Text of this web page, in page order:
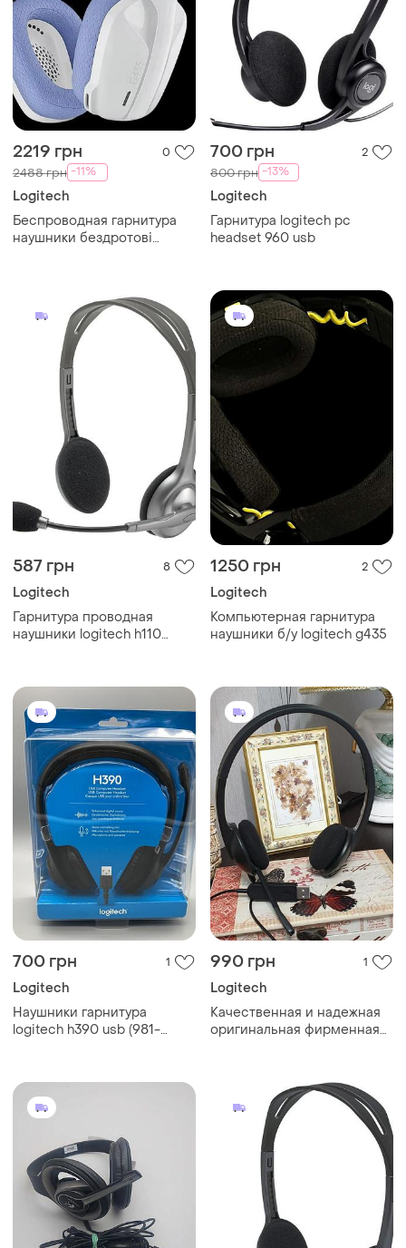
2219 грн 0
2488 грн -11%
Logitech
Беспроводная гарнитура
наушники бездротові
700 грн 2
800 грн -13%
Logitech
Гарнитура logitech pc
headset 960 usb
587 грн 8
Logitech
Гарнитура проводная
наушники logitech h110
1250 грн 2
Logitech
Компьютерная гарнитура
наушники б/у logitech g435
700 грн 1
Logitech
Наушники гарнитура
logitech h390 usb (981-
990 грн 1
Logitech
Качественная и надежная
оригинальная фирменная